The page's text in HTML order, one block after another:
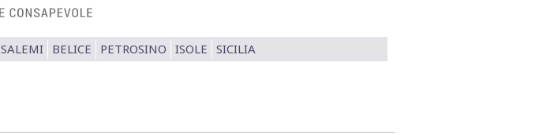
SALEMI BELICE PETROSINO ISOLE SICILIA